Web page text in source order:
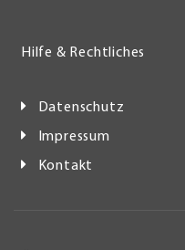
Hilfe & Rechtliches
Datenschutz
Impressum
Kontakt